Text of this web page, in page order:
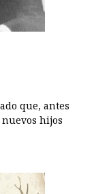
que, antes
hijos